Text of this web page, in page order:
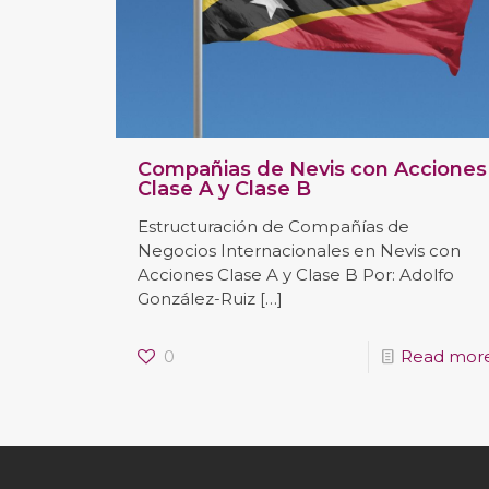
Compañias de Nevis con Acciones
Clase A y Clase B
Estructuración de Compañías de
Negocios Internacionales en Nevis con
Acciones Clase A y Clase B Por: Adolfo
González-Ruiz[…]
0 Read